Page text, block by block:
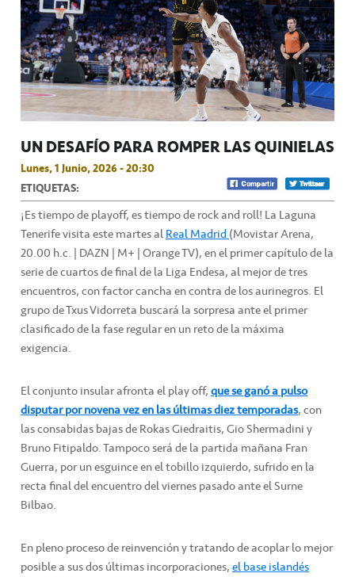
UN DESAFÍO PARA ROMPER LAS QUINIELAS
Lunes, 1 Junio, 2026 - 20:30
ETIQUETAS:
¡Es tiempo de playoff, es tiempo de rock and roll! La Laguna
Tenerife visita este martes alReal Madrid(Movistar Arena,
20.00 h.c. | DAZN | M+ | Orange TV), en el primer capítulo de la
serie de cuartos de final de la Liga Endesa, al mejor de tres
encuentros, con factor cancha en contra de los aurinegros. El
grupo de Txus Vidorreta buscará la sorpresa ante el primer
clasificado de la fase regular en un reto de la máxima
exigencia.
El conjunto insular afronta el play off,que se ganó a pulso
disputar por novena vez en las últimas diez temporadas, con
las consabidas bajas de Rokas Giedraitis, Gio Shermadini y
Bruno Fitipaldo. Tampoco será de la partida mañana Fran
Guerra, por un esguince en el tobillo izquierdo, sufrido en la
recta final del encuentro del viernes pasado ante el Surne
Bilbao.
En pleno proceso de reinvención y tratando de acoplar lo mejor
posible a sus dos últimas incorporaciones,el base islandés